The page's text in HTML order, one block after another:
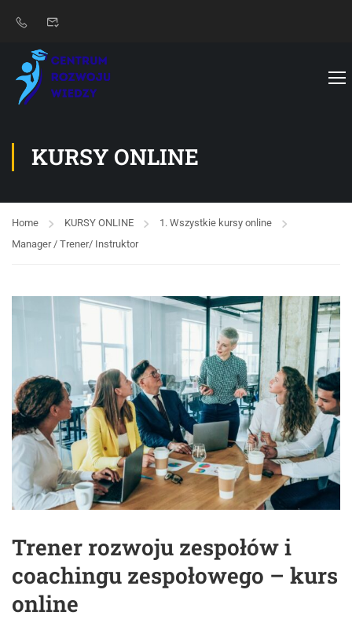
KURSY ONLINE
Home KURSY ONLINE
1. Wszystkie kursy online
Manager / Trener/ Instruktor
Trener rozwoju zespołów i
coachingu zespołowego – kurs
online